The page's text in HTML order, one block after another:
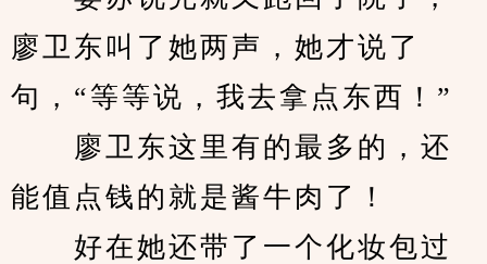
廖卫东叫了她两声，她才说了
句，“等等说，我去拿点东西！”
廖卫东这里有的最多的，还
能值点钱的就是酱牛肉了！
好在她还带了一个化妆包过